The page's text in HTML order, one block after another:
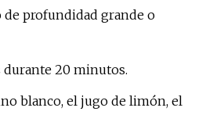
profundidad grande o
durante 20 minutos.
blanco, el jugo de limón, el